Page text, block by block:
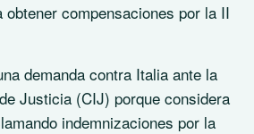
obtener compensaciones por la II
demanda contra Italia ante la
Justicia (CIJ) porque considera
indemnizaciones por la